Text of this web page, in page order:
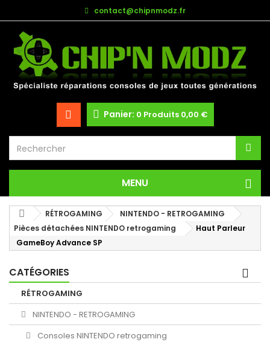
contact@chipnmodz.fr
Panier: 0 Produits 0,00 €
MENU
RÉTROGAMING
NINTENDO - RETROGAMING
Pièces détachées NINTENDO retrogaming
Haut Parleur
GameBoy Advance SP
CATÉGORIES
RÉTROGAMING
NINTENDO - RETROGAMING
Consoles NINTENDO retrogaming